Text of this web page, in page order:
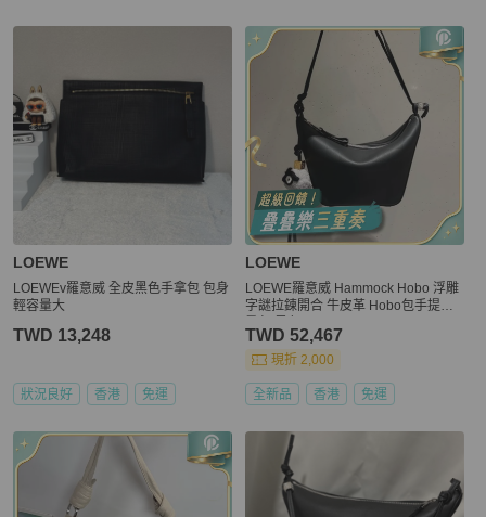
LOEWE
LOEWEv羅意威 全皮黑色手拿包 包身
輕容量大
TWD 13,248
狀況良好 香港 免運
LOEWE
LOEWE羅意威 Hammock Hobo 浮雕
字謎拉鍊開合 牛皮革 Hobo包手提單
TWD 52,467
現折 2,000
全新品 香港 免運